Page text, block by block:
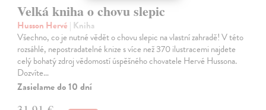
Velká kniha o chovu slepic
Husson Hervé | Kniha
Všechno, co je nutné vědět o chovu slepic na vlastní zahradě! V této
rozsáhlé, nepostradatelné knize s více než 370 ilustracemi najdete
celý bohatý zdroj vědomostí úspěšného chovatele Hervé Hussona.
Dozvíte…
Zasielame do 10 dní